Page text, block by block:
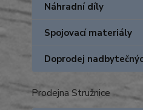
Náhradní díly
Spojovací materiály
Doprodej
Prodejna Stružnice